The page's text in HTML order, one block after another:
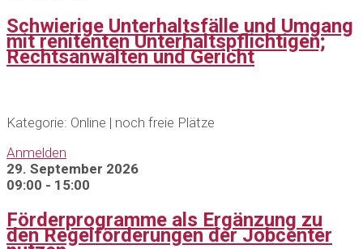
Schwierige Unterhaltsfälle und Umgang
mit renitenten Unterhaltspflichtigen;
Rechtsanwälten und Gericht
Kategorie: Online | noch freie Plätze
Anmelden
29. September 2026
09:00 - 15:00
Förderprogramme als Ergänzung zu
den Regelförderungen der Jobcenter